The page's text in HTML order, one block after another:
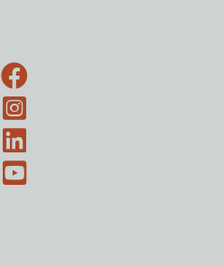
Facebook-side
Instagram
LinkedIn
Youtube